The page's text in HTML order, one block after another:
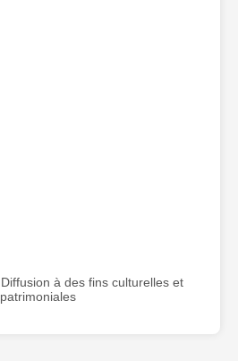
à des fins culturelles et
patrimoniales